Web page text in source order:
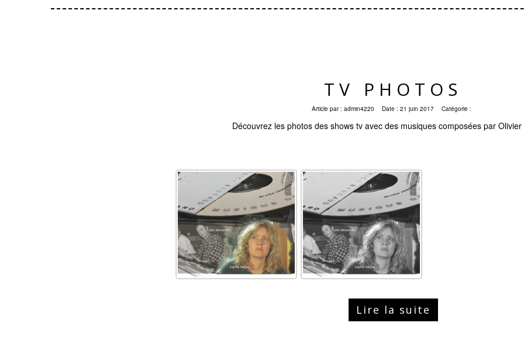
TV PHOTOS
Article par : admin4220 Date : 21 juin 2017 Catégorie :
Découvrez les photos des shows tv avec des musiques composées par Olivier
Lire la suite